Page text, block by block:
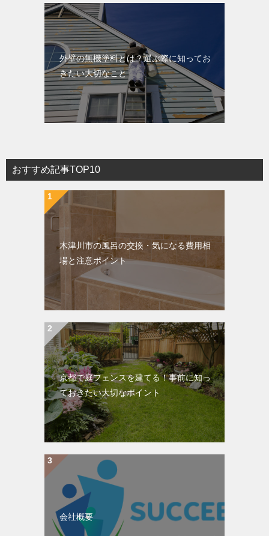
外壁の無機塗料とは？選ぶ際に知ってお
きたい大切なこと
おすすめ記事TOP10
木津川市の風呂の交換・気になる費用相
場と注意ポイント
京都で庭フェンスを建てる！事前に知っ
ておきたい大切なポイント
会社概要